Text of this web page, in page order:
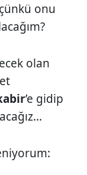
onu
olan
’e gidip